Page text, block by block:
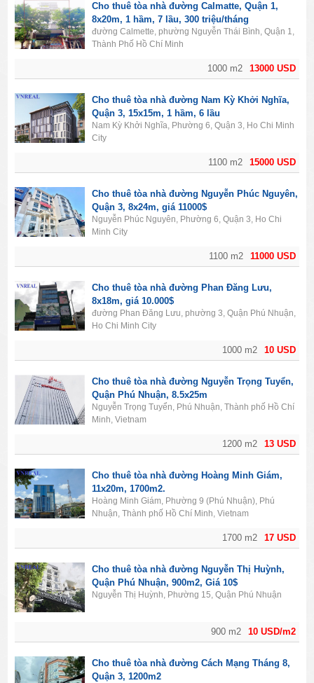
13000 USD
1000 m2
Cho thuê tòa nhà đường Calmatte, Quận 1,
8x20m, 1 hầm, 7 lầu, 300 triệu/tháng
đường Calmette, phường Nguyễn Thái Bình, Quận 1,
Thành Phố Hồ Chí Minh
15000 USD
1100 m2
Cho thuê tòa nhà đường Nam Kỳ Khởi Nghĩa,
Quận 3, 15x15m, 1 hầm, 6 lầu
Nam Kỳ Khởi Nghĩa, Phường 6, Quận 3, Ho Chi Minh
City
11000 USD
1100 m2
Cho thuê tòa nhà đường Nguyễn Phúc Nguyên,
Quận 3, 8x24m, giá 11000$
Nguyễn Phúc Nguyên, Phường 6, Quận 3, Ho Chi
Minh City
10 USD
1000 m2
Cho thuê tòa nhà đường Phan Đăng Lưu,
8x18m, giá 10.000$
đường Phan Đăng Lưu, phường 3, Quận Phú Nhuận,
Ho Chi Minh City
13 USD
1200 m2
Cho thuê tòa nhà đường Nguyễn Trọng Tuyển,
Quận Phú Nhuận, 8.5x25m
Nguyễn Trọng Tuyển, Phú Nhuận, Thành phố Hồ Chí
Minh, Vietnam
17 USD
1700 m2
Cho thuê tòa nhà đường Hoàng Minh Giám,
11x20m, 1700m2.
Hoàng Minh Giám, Phường 9 (Phú Nhuận), Phú
Nhuận, Thành phố Hồ Chí Minh, Vietnam
10 USD/m2
900 m2
Cho thuê tòa nhà đường Nguyễn Thị Huỳnh,
Quận Phú Nhuận, 900m2, Giá 10$
Nguyễn Thị Huỳnh, Phường 15, Quận Phú Nhuận
Cho thuê tòa nhà đường Cách Mạng Tháng 8,
Quận 3, 1200m2